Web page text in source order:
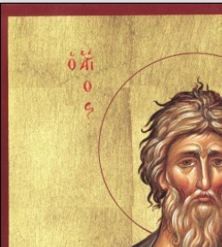
2026
2025
2024
2023
2022
2021
2020